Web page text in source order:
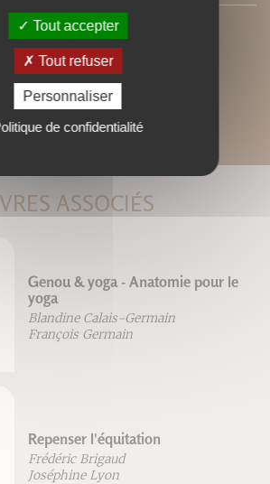
ASSOCIÉS
Genou & yoga - Anatomie pour le
yoga
Blandine Calais-Germain
François Germain
Repenser l'équitation
Frédéric Brigaud
Joséphine Lyon
Tout accepter
Tout refuser
Personnaliser
de confidentialité